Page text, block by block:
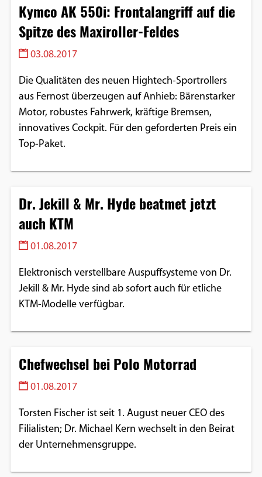
Kymco AK 550i: Frontalangriff auf die
Spitze des Maxiroller-Feldes
03.08.2017
Die Qualitäten des neuen Hightech-Sportrollers
aus Fernost überzeugen auf Anhieb: Bärenstarker
Motor, robustes Fahrwerk, kräftige Bremsen,
innovatives Cockpit. Für den geforderten Preis ein
Top-Paket.
Dr. Jekill & Mr. Hyde beatmet jetzt
auch KTM
01.08.2017
Elektronisch verstellbare Auspuffsysteme von Dr.
Jekill & Mr. Hyde sind ab sofort auch für etliche
KTM-Modelle verfügbar.
Chefwechsel bei Polo Motorrad
01.08.2017
Torsten Fischer ist seit 1. August neuer CEO des
Filialisten; Dr. Michael Kern wechselt in den Beirat
der Unternehmensgruppe.